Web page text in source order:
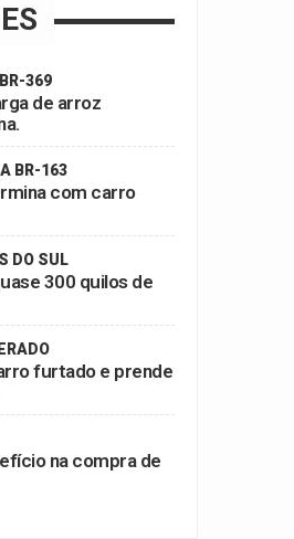
369
de arroz
BR-163
com carro
DO SUL
300 quilos de
furtado e prende
na compra de